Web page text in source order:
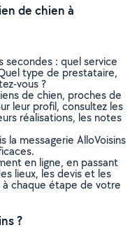
de chien à
secondes : quel service
type de prestataire,
vous ?
de chien, proches de
leur profil, consultez les
réalisations, les notes
la messagerie AlloVoisins
en ligne, en passant
lieux, les devis et les
chaque étape de votre
?